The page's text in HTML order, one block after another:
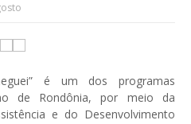
é um dos programas
de Rondônia, por meio da
e do Desenvolvimento